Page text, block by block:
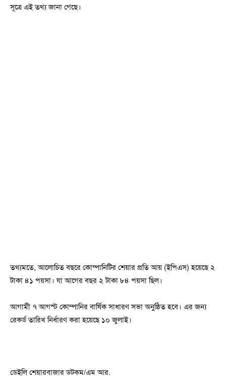
সূত্রে এই তথ্য জানা গেছে।
তথ্যমতে, আলোচিত বছরে কোম্পানিটির শেয়ার প্রতি আয় (ইপিএস) হয়েছে ২
টাকা ৪১ পয়সা। যা আগের বছর ২ টাকা ৮৪ পয়সা ছিল।
আগামী ৭ আগস্ট কোম্পানির বার্ষিক সাধারণ সভা অনুষ্ঠিত হবে। এর জন্য
রেকর্ড তারিখ নির্ধারণ করা হয়েছে ১০ জুলাই।
ডেইলি শেয়ারবাজার ডটকম/এম আর.